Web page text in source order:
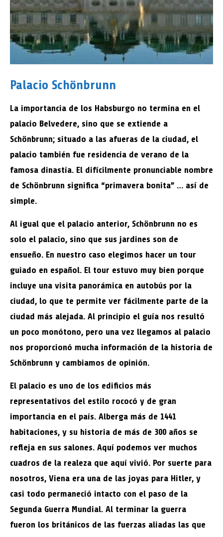
Palacio Schönbrunn
La importancia de los Habsburgo no termina en el
palacio Belvedere, sino que se extiende a
Schönbrunn; situado a las afueras de la ciudad, el
palacio también fue residencia de verano de la
famosa dinastía. El difícilmente pronunciable nombre
de Schönbrunn significa “primavera bonita” … así de
simple.
Al igual que el palacio anterior, Schönbrunn no es
solo el palacio, sino que sus jardines son de
ensueño. En nuestro caso elegimos hacer un tour
guiado en español. El tour estuvo muy bien porque
incluye una visita panorámica en autobús por la
ciudad, lo que te permite ver fácilmente parte de la
ciudad más alejada. Al principio el guía nos resultó
un poco monótono, pero una vez llegamos al palacio
nos proporcionó mucha información de la historia de
Schönbrunn y cambiamos de opinión.
El palacio es uno de los edificios más
representativos del estilo rococó y de gran
importancia en el país. Alberga más de 1441
habitaciones, y su historia de más de 300 años se
refleja en sus salones. Aquí podemos ver muchos
cuadros de la realeza que aquí vivió. Por suerte para
nosotros, Viena era una de las joyas para Hitler, y
casi todo permaneció intacto con el paso de la
Segunda Guerra Mundial. Al terminar la guerra
fueron los británicos de las fuerzas aliadas las que